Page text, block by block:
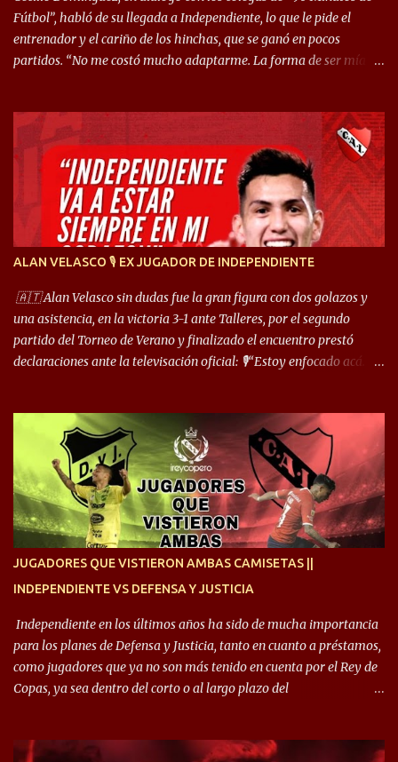
Fútbol”, habló de su llegada a Independiente, lo que le pide el
entrenador y el cariño de los hinchas, que se ganó en pocos
partidos. “No me costó mucho adaptarme. La forma de ser mía
llegué a un Independiente que juega muy dinámico y me gusta
mucho. Me favorece por la forma de jugar mía y eso también
ayudó a que me adapte”. “Me siento mejor por izquierda, pero me
gusta mucho jugar de 9, y juego sin problemas por derecha
también. Jugar de 9 y de extremo por izquierda es diferente. A mi
me gusta jugar por fuera, porque tengo mas posibilidades de
encarar, de enganchar. Pero yo soy un hombre que pica mucho y
arco y tengo más posibilidades”. Sobre lo que le pide el DT,
comentó: “Cuando juego de 9, obviamente me pide presionar, y
cuand...
ALAN VELASCO 🎙 EX JUGADOR DE INDEPENDIENTE
🇦🇹 Alan Velasco sin dudas fue la gran figura con dos golazos y
una asistencia, en la victoria 3-1 ante Talleres, por el segundo
partido del Torneo de Verano y finalizado el encuentro prestó
declaraciones ante la televisación oficial: 🎙️“Estoy enfocado acá.
ojalá sea lo mejor para el club y para mí. Independiente va a estar
siempre en mi corazón”. 🎙️“Siempre que me tocó vestir la camiseta
quise dar lo mejor. Si me toca marcharme, estoy agradecido al
hincha”. 🎙️“El equipo hizo un gran trabajo, quedó demostrado en el
resultado. Es nuestro segundo partido, en la pretemporada nos
enfocamos en la preparación física. El grupo está encontrando la
JUGADORES QUE VISTIERON AMBAS CAMISETAS ||
INDEPENDIENTE VS DEFENSA Y JUSTICIA
Independiente en los últimos años ha sido de mucha importancia
para los planes de Defensa y Justicia, tanto en cuanto a préstamos,
como jugadores que ya no son más tenido en cuenta por el Rey de
Copas, ya sea dentro del corto o al largo plazo del
Halcón de Varela, como lo es Brian Romero, quien paso a